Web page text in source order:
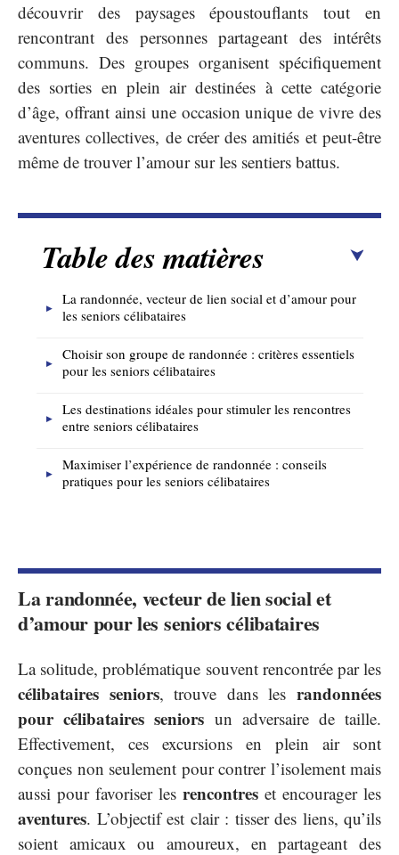
découvrir des paysages époustouflants tout en
rencontrant des personnes partageant des intérêts
communs. Des groupes organisent spécifiquement
des sorties en plein air destinées à cette catégorie
d’âge, offrant ainsi une occasion unique de vivre des
aventures collectives, de créer des amitiés et peut-être
même de trouver l’amour sur les sentiers battus.
Table des matières
La randonnée, vecteur de lien social et d’amour pour
les seniors célibataires
Choisir son groupe de randonnée : critères essentiels
pour les seniors célibataires
Les destinations idéales pour stimuler les rencontres
entre seniors célibataires
Maximiser l’expérience de randonnée : conseils
pratiques pour les seniors célibataires
La randonnée, vecteur de lien social et
d’amour pour les seniors célibataires
La solitude, problématique souvent rencontrée par les
célibataires seniors, trouve dans lesrandonnées
pour célibataires seniors un adversaire de taille.
Effectivement, ces excursions en plein air sont
conçues non seulement pour contrer l’isolement mais
aussi pour favoriser les rencontres et encourager les
aventures. L’objectif est clair : tisser des liens, qu’ils
soient amicaux ou amoureux, en partageant des